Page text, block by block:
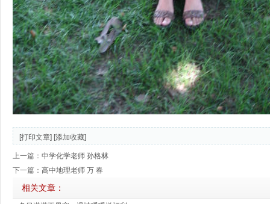
[打印文章] [添加收藏]
上一篇： 中学化学老师 孙格林
下一篇： 高中地理老师 万 春
相关文章：